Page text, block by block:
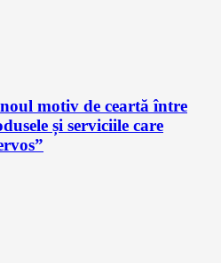
motiv de ceartă între
și serviciile care